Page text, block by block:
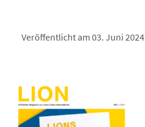
Veröffentlicht am 03. Juni 2024